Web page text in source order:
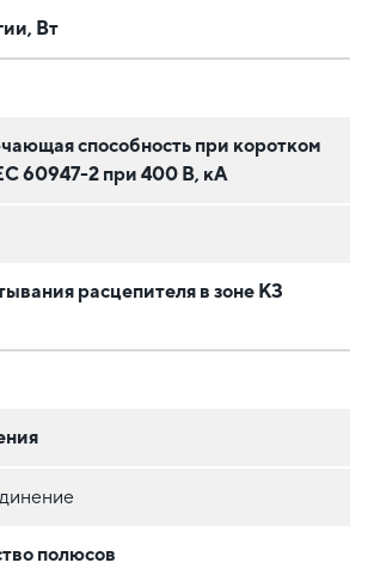
Вт
способность при коротком
60947-2 при 400 В, кА
расцепителя в зоне КЗ
полюсов